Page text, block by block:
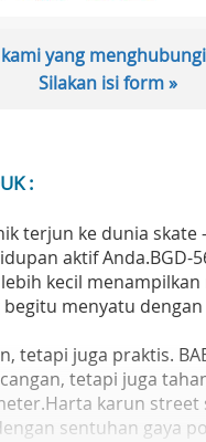
yang
Silakan isi form »
:
terjun ke dunia
aktif Anda.BGD-
kecil
menyatu
tetapi juga praktis.
tetapi juga
karun street
sentuhan gaya